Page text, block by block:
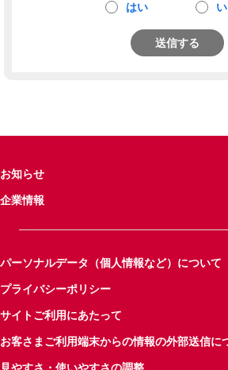
はい
送信する
お知らせ
企業情報
パーソナルデータ（個人情報など）について
プライバシーポリシー
サイトご利用にあたって
お客さまご利用端末からの情報の外部送信に